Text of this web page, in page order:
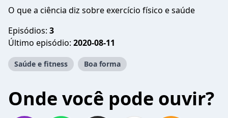
O que a ciência diz sobre exercício físico e saúde
Episódios: 3
Último episódio: 2020-08-11
Saúde e fitness Boa forma
Onde você pode ouvir?